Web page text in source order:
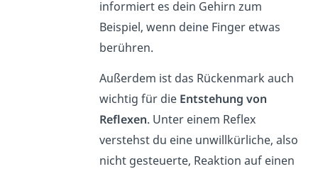
informiert es dein Gehirn zum
Beispiel, wenn deine Finger etwas
berühren.
Außerdem ist das Rückenmark auch
wichtig für die Entstehung von
Reflexen. Unter einem Reflex
verstehst du eine unwillkürliche, also
nicht gesteuerte, Reaktion auf einen